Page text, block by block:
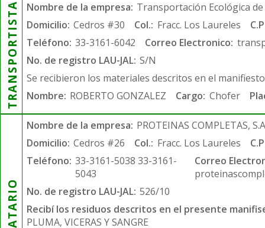
TRANSPORTISTA Nombre de la empresa: Transportación Ecológica de
Domicilio: Cedros #30 Col.: Fracc. Los Laureles
Teléfono: 33-3161-6042 Correo Electronico:
No. de registro LAU-JAL: S/N
Se recibieron los materiales descritos en el
Nombre: ROBERTO GONZALEZ Cargo: Chofer
Nombre de la empresa: PROTEINAS COMPLETAS,
Domicilio: Cedros #26 Col.: Fracc. Los Laureles
Teléfono: 33-3161-5038 33-3161-
5043
Correo
No. de registro LAU-JAL: 526/10
Recibí los residuos descritos en el presente
PLUMA, VICERAS Y SANGRE